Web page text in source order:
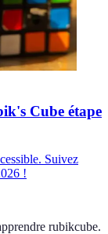
Cube étape
Suivez
!
rubikcube.